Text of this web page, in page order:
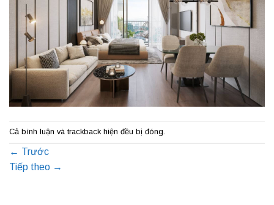
Cả bình luận và trackback hiện đều bị đóng.
← Trước
Tiếp theo →